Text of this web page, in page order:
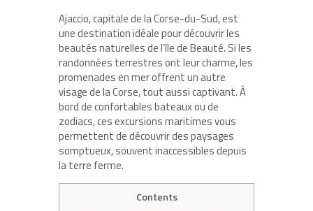
Ajaccio, capitale de la Corse-du-Sud, est
une destination idéale pour découvrir les
beautés naturelles de l’île de Beauté. Si les
randonnées terrestres ont leur charme, les
promenades en mer offrent un autre
visage de la Corse, tout aussi captivant. À
bord de confortables bateaux ou de
zodiacs, ces excursions maritimes vous
permettent de découvrir des paysages
somptueux, souvent inaccessibles depuis
la terre ferme.
Contents